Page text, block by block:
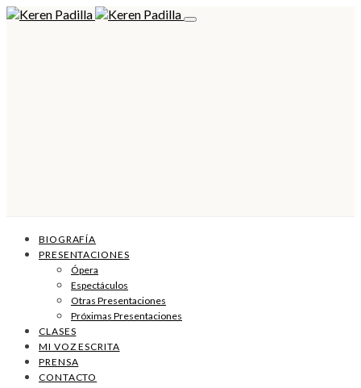
BIOGRAFÍA
PRESENTACIONES
Ópera
Espectáculos
Otras Presentaciones
Próximas Presentaciones
CLASES
MI VOZ ESCRITA
PRENSA
CONTACTO